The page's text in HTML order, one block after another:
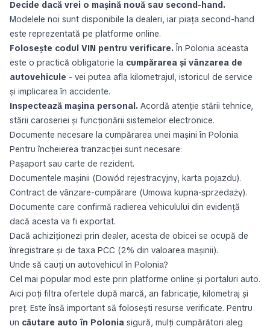
Decide dacă vrei o maşină nouă sau second-hand.
Modelele noi sunt disponibile la dealeri, iar piaţa second-hand
este reprezentată pe platforme online.
Foloseşte codul VIN pentru verificare. În Polonia aceasta
este o practică obligatorie la cumpărarea şi vânzarea de
autovehicule - vei putea afla kilometrajul, istoricul de service
şi implicarea în accidente.
Inspectează maşina personal. Acordă atenţie stării tehnice,
stării caroseriei şi funcţionării sistemelor electronice.
Documente necesare la cumpărarea unei maşini în Polonia
Pentru încheierea tranzacţiei sunt necesare:
Paşaport sau carte de rezident.
Documentele maşinii (Dowód rejestracyjny, karta pojazdu).
Contract de vânzare-cumpărare (Umowa kupna-sprzedaży).
Documente care confirmă radierea vehiculului din evidenţă
dacă acesta va fi exportat.
Dacă achiziţionezi prin dealer, acesta de obicei se ocupă de
înregistrare şi de taxa PCC (2% din valoarea maşinii).
Unde să cauţi un autovehicul în Polonia?
Cel mai popular mod este prin platforme online şi portaluri auto.
Aici poţi filtra ofertele după marcă, an fabricaţie, kilometraj şi
preţ. Este însă important să foloseşti resurse verificate. Pentru
un căutare auto în Polonia sigură, mulţi cumpărători aleg